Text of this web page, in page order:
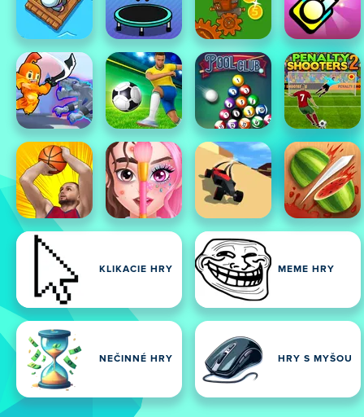
KLIKACIE HRY MEME HRY
NEČINNÉ HRY HRY S MYŠOU